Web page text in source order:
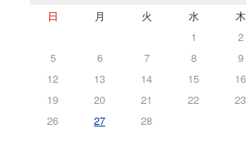
日
月 火 水 木
1
2
5
6 7 8 9
12
13 14 15 16
19
20 21 22 23
26
27 28